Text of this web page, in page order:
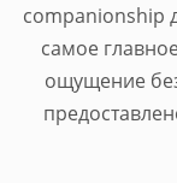
companionship
самое
ощущение